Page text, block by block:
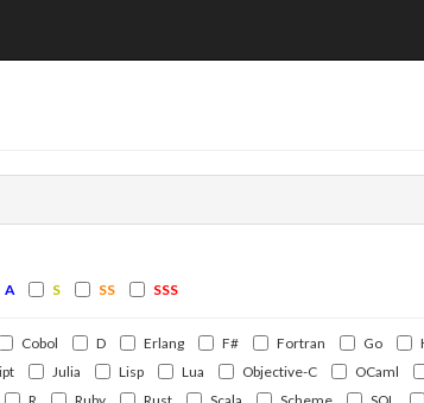
A S SS SSS
Cobol D Erlang F# Fortran Go
Julia Lisp Lua Objective-C OCaml